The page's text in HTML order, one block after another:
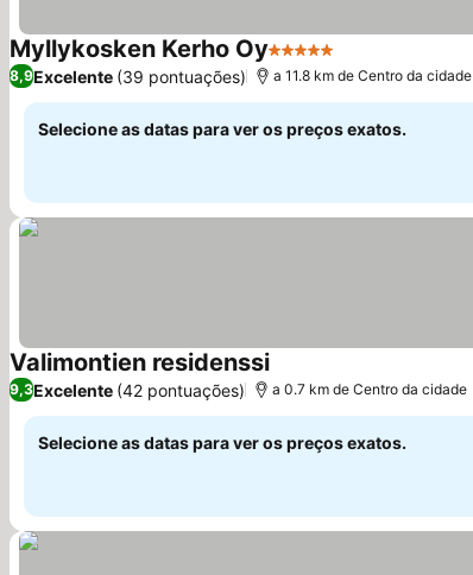
Myllykosken Kerho Oy5 Estrelas
8,9Excelente (39 pontuações) a 11.8 km de Centro da cidade
Selecione as datas para ver os preços exatos.
Valimontien residenssi
9,3Excelente (42 pontuações) a 0.7 km de Centro da cidade
Selecione as datas para ver os preços exatos.